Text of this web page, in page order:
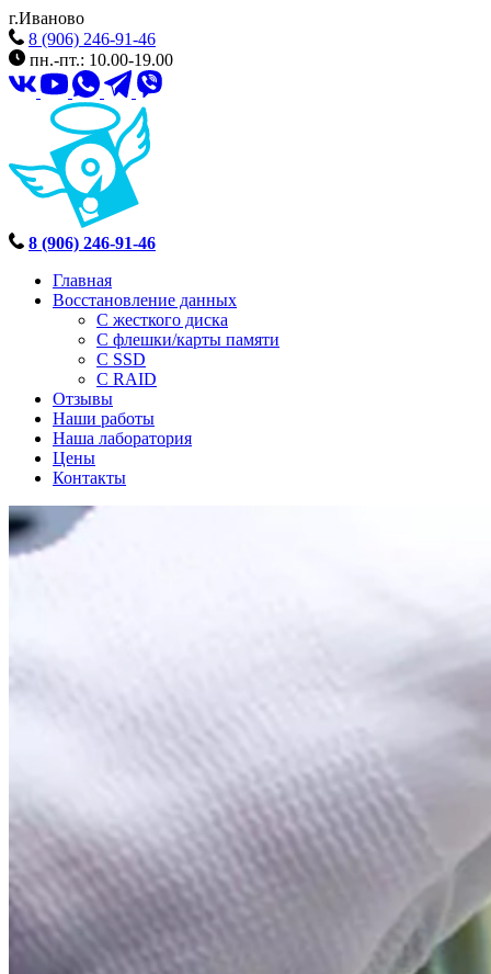
г.Иваново
8 (906) 246-91-46
пн.-пт.: 10.00-19.00
8 (906) 246-91-46
Главная
Восстановление данных
С жесткого диска
С флешки/карты памяти
С SSD
С RAID
Отзывы
Наши работы
Наша лаборатория
Цены
Контакты